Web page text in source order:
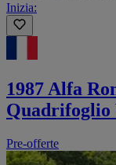
Inizia:
1987 Alfa
Quadrifoglio
Pre-offerte